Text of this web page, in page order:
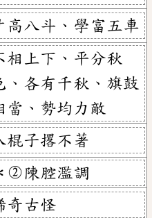
高八斗、學富五車
相上下、平分秋
、各有千秋、旗鼓
當、勢均力敵
棍子撂不著
②陳腔濫調
奇古怪